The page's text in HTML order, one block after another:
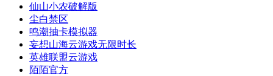
仙山小农破解版
尘白禁区
鸣潮抽卡模拟器
妄想山海云游戏无限时长
英雄联盟云游戏
陌陌官方